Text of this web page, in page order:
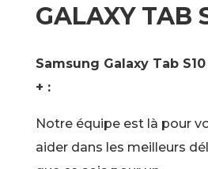
GALAXY TAB
Samsung Galaxy Tab S10
+ :
Notre équipe est là pour
aider dans les meilleurs